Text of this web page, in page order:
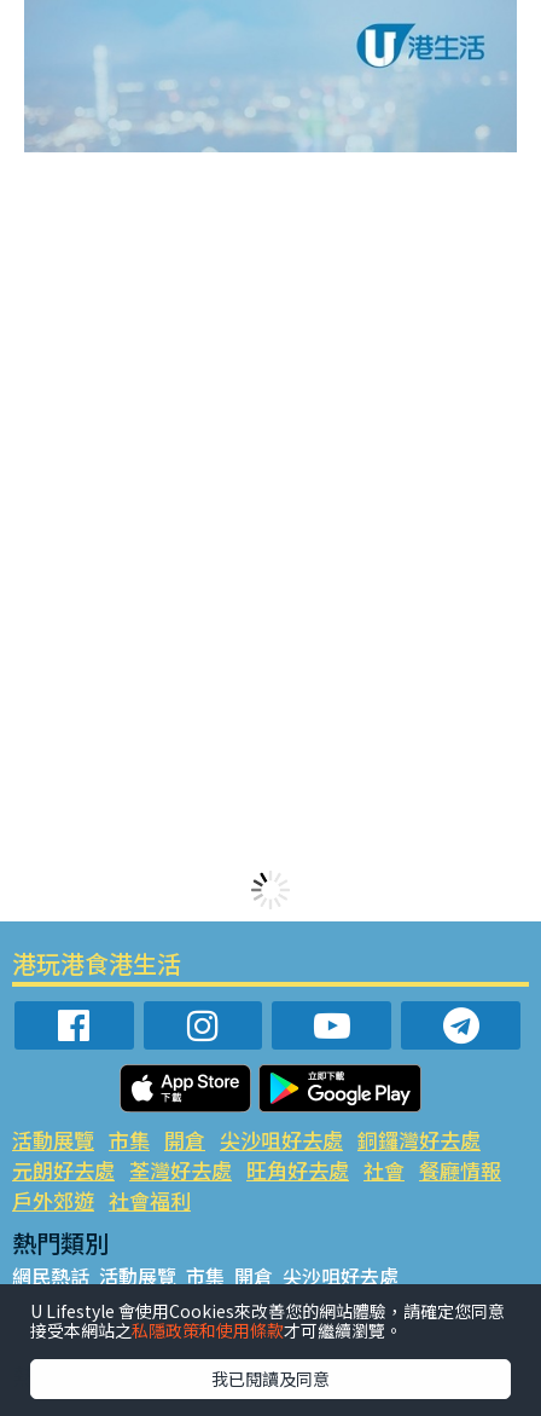
港玩港食港生活
活動展覽 市集 開倉 尖沙咀好去處 銅鑼灣好去處
元朗好去處 荃灣好去處 旺角好去處 社會 餐廳情報
戶外郊遊 社會福利
熱門類別
網民熱話 活動展覽 市集 開倉 尖沙咀好去處
銅鑼灣好去處 元朗好去處 荃灣好去處 旺角好去處 社會
餐廳情報 戶外郊遊
熱門標籤
#UGO搵好去處 #人氣活動推介 #美食社群熱話
U Lifestyle 會使用Cookies來改善您的網站體驗，請確定您同意
接受本網站之私隱政策和使用條款才可繼續瀏覽。
我已閱讀及同意